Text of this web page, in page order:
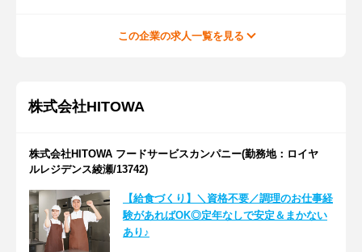
この企業の求人一覧を見る
株式会社HITOWA
株式会社HITOWA フードサービスカンパニー(勤務地：ロイヤ
ルレジデンス綾瀬/13742)
【給食づくり】＼資格不要／調理のお仕事経
験があればOK◎定年なしで安定＆まかない
あり♪